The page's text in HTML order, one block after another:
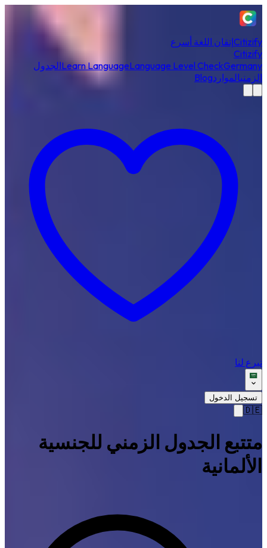
Citizifyإتقان اللغة أسرع
Citizify
Learn LanguageLanguage Level CheckGermany
الجدول
الزمنيالمواردBlog
تبرع لنا
تسجيل الدخول
🇩🇪
متتبع الجدول الزمني للجنسية
الألمانية